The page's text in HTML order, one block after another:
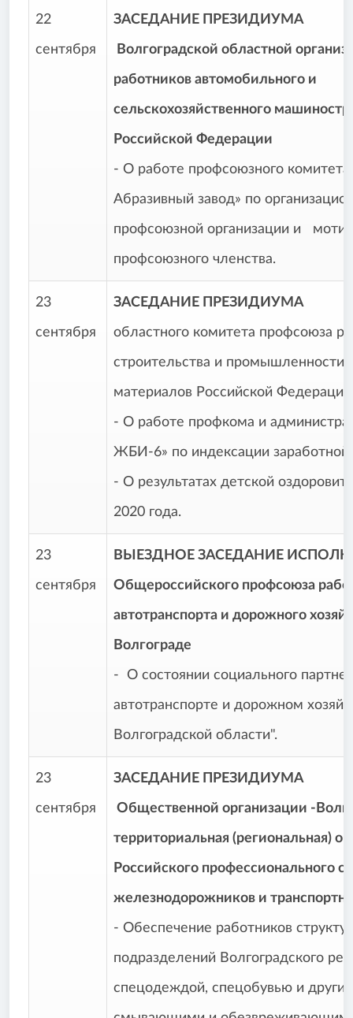
22
сентября
ЗАСЕДАНИЕ ПРЕЗИДИУМА
Волгоградской областной
работников автомобильного и
сельскохозяйственного
Российской Федерации
- О работе профсоюзного
Абразивный завод» по
профсоюзной организации и
профсоюзного членства.
23
сентября
ЗАСЕДАНИЕ ПРЕЗИДИУМА
областного комитета профсоюза
строительства и промышленности
материалов Российской Федерации
- О работе профкома и
ЖБИ-6» по индексации заработной
- О результатах детской
2020 года.
23
сентября
ВЫЕЗДНОЕ ЗАСЕДАНИЕ
Общероссийского профсоюза
автотранспорта и дорожного
Волгограде
- О состоянии социального
автотранспорте и дорожном
Волгоградской области".
23
сентября
ЗАСЕДАНИЕ ПРЕЗИДИУМА
Общественной организации -
территориальная (региональная)
Российского профессионального
железнодорожников и
- Обеспечение работников
подразделений Волгоградского
спецодеждой, спецобувью и